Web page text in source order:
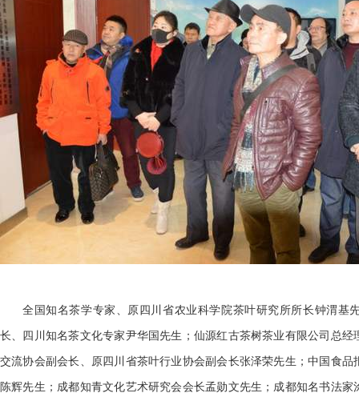
全国知名茶学专家、原四川省农业科学院茶叶研究所所长钟渭基
长、四川知名茶文化专家尹华国先生；仙源红古茶树茶业有限公司总经
交流协会副会长、原四川省茶叶行业协会副会长张泽荣先生；中国食品
陈辉先生；成都知青文化艺术研究会会长孟勋文先生；成都知名书法